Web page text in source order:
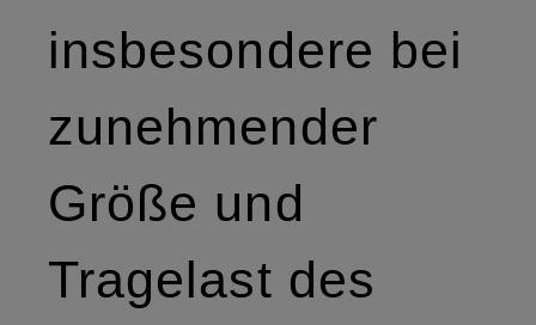
insbesondere bei
zunehmender
Größe und
Tragelast des